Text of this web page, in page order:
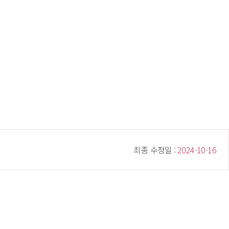
최종 수정일 : 2024-10-16